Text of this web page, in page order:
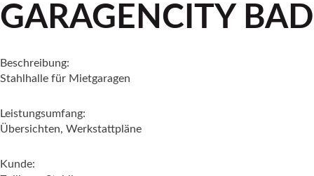
GARAGENCITY
Beschreibung:
Stahlhalle für Mietgaragen
Leistungsumfang:
Übersichten, Werkstattpläne
Kunde: